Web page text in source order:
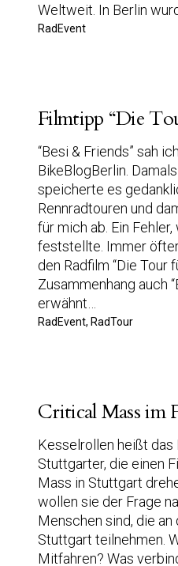
Weltweit. In Berlin
RadEvent
Filmtipp “Die
“Besi & Friends” sah
BikeBlogBerlin.
speicherte es
Rennradtouren und
für mich ab. Ein
feststellte. Immer
den Radfilm “Die Tour
Zusammenhang auch
erwähnt…
RadEvent, RadTour
Critical Mass im
Kesselrollen heißt
Stuttgarter, die einen
Mass in Stuttgart
wollen sie der Frage
Menschen sind, die
Stuttgart teilnehmen.
Mitfahren? Was